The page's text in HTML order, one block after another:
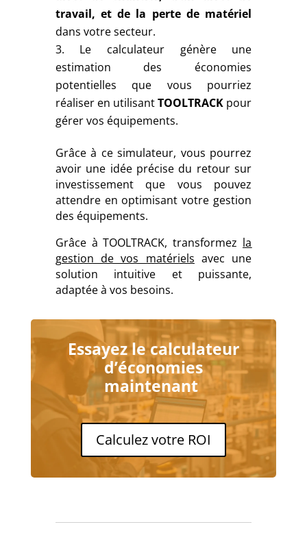
travail, et de la perte de matériel
dans votre secteur.
Le calculateur génère une
estimation des économies
potentielles que vous pourriez
réaliser en utilisantTOOLTRACK pour
gérer vos équipements.
Grâce à ce simulateur, vous pourrez
avoir une idée précise du retour sur
investissement que vous pouvez
attendre en optimisant votre gestion
des équipements.
Grâce à TOOLTRACK, transformez la
gestion de vos matériels avec une
solution intuitive et puissante,
adaptée à vos besoins.
Essayez le calculateur
d’économies
maintenant
Calculez votre ROI